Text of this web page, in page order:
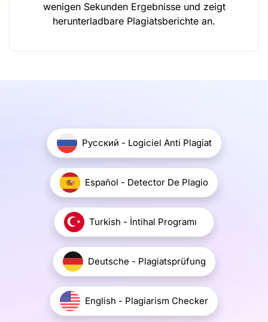
wenigen Sekunden Ergebnisse und zeigt
herunterladbare Plagiatsberichte an.
Pусский - Logiciel Anti Plagiat
Español - Detector De Plagio
Turkish - İntihal Programı
Deutsche - Plagiatsprüfung
English - Plagiarism Checker